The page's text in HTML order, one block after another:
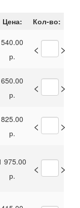
Цена: Кол-во:
540.00
р.
< >
650.00
р.
< >
825.00
р.
< >
975.00
р.
< >